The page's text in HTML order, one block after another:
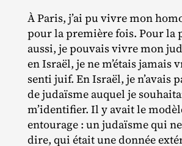
À Paris, j’ai pu vivre mon
pour la première fois. Pour la
aussi, je pouvais vivre mon
en Israël, je ne m’étais jamais
senti juif. En Israël, je n’avais
de judaïsme auquel je
m’identifier. Il y avait le
entourage : un judaïsme qui
dire, qui était une donnée